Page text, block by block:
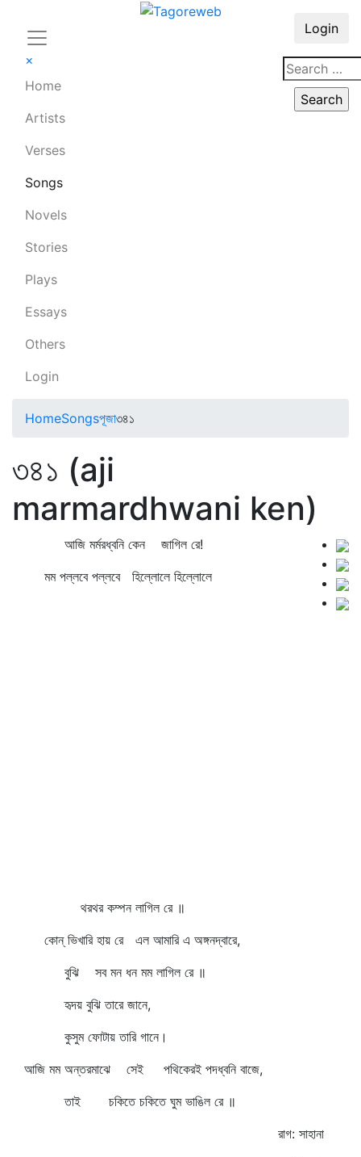
×
Home
Artists
Verses
Songs
Novels
Stories
Plays
Essays
Others
Login
Login
HomeSongsপূজা৩৪১
৩৪১ (aji
marmardhwani ken)
আজি মর্মরধ্বনি কেন জাগিল রে!
মম পল্লবে পল্লবে হিল্লোলে হিল্লোলে
থরথর কম্পন লাগিল রে ॥
কোন্‌ ভিখারি হায় রে এল আমারি এ অঙ্গনদ্বারে,
বুঝি সব মন ধন মম লাগিল রে ॥
হৃদয় বুঝি তারে জানে,
কুসুম ফোটায় তারি গানে।
আজি মম অন্তরমাঝে সেই পথিকেরই পদধ্বনি বাজে,
তাই চকিতে চকিতে ঘুম ভাঙিল রে ॥
রাগ: সাহানা